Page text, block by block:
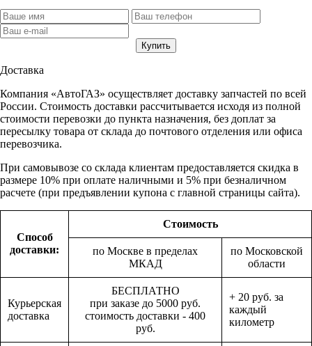
Доставка
Компания «АвтоГАЗ» осуществляет доставку запчастей по всей
России. Стоимость доставки рассчитывается исходя из полной
стоимости перевозки до пункта назначения, без доплат за
пересылку товара от склада до почтового отделения или офиса
перевозчика.
При самовывозе со склада клиентам предоставляется скидка в
размере 10% при оплате наличными и 5% при безналичном
расчете (при предъявлении купона с главной страницы сайта).
Способ
доставки:
Стоимость
по Москве в пределах
МКАД
по Московской
области
Курьерская
доставка
БЕСПЛАТНО
при заказе до 5000 руб.
стоимость доставки - 400
руб.
+ 20 руб. за
каждый
километр